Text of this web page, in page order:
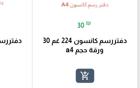
30 ₪
دفتررسم كانسون 224 غم 30
ورقة حجم a4
add_shopping_cart